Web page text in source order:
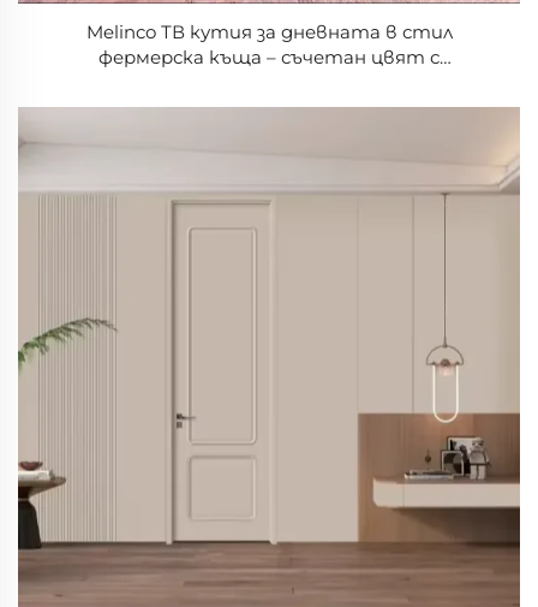
Melinco ТВ кутия за дневната в стил
фермерска къща – съчетан цвят с
хармоничен вид, екологична, по поръчка